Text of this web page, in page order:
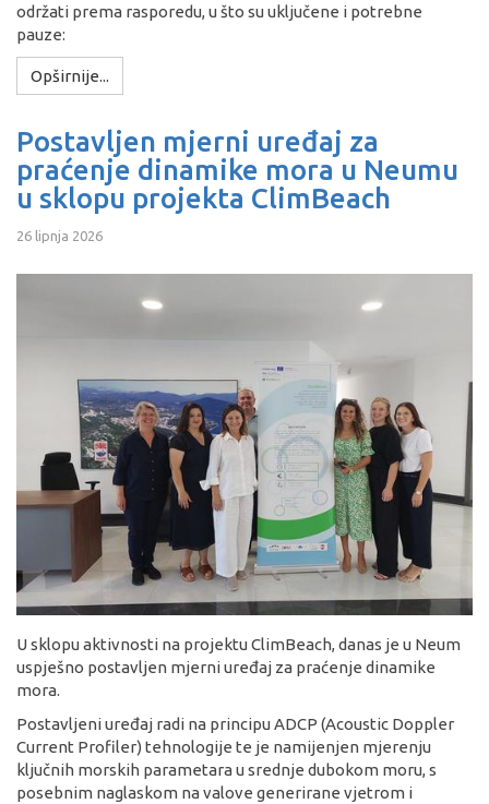
održati prema rasporedu, u što su uključene i potrebne
pauze:
Opširnije...
Postavljen mjerni uređaj za
praćenje dinamike mora u Neumu
u sklopu projekta ClimBeach
26 lipnja 2026
U sklopu aktivnosti na projektu ClimBeach, danas je u Neum
uspješno postavljen mjerni uređaj za praćenje dinamike
mora.
Postavljeni uređaj radi na principu ADCP (Acoustic Doppler
Current Profiler) tehnologije te je namijenjen mjerenju
ključnih morskih parametara u srednje dubokom moru, s
posebnim naglaskom na valove generirane vjetrom i